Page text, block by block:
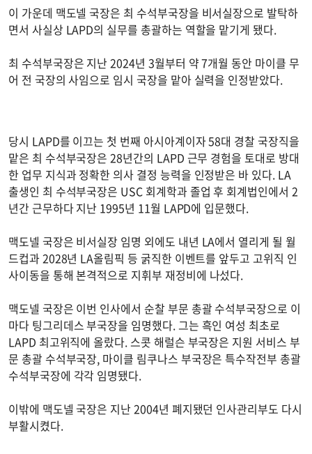
이 가운데 맥도넬 국장은 최 수석부국장을 비서실장으로 발탁하
면서 사실상 LAPD의 실무를 총괄하는 역할을 맡기게 됐다.
최 수석부국장은 지난 2024년 3월부터 약 7개월 동안 마이클 무
어 전 국장의 사임으로 임시 국장을 맡아 실력을 인정받았다.
당시 LAPD를 이끄는 첫 번째 아시아계이자 58대 경찰 국장직을
맡은 최 수석부국장은 28년간의 LAPD 근무 경험을 토대로 방대
한 업무 지식과 정확한 의사 결정 능력을 인정받은 바 있다. LA
출생인 최 수석부국장은 USC 회계학과 졸업 후 회계법인에서 2
년간 근무하다 지난 1995년 11월 LAPD에 입문했다.
맥도넬 국장은 비서실장 임명 외에도 내년 LA에서 열리게 될 월
드컵과 2028년 LA올림픽 등 굵직한 이벤트를 앞두고 고위직 인
사이동을 통해 본격적으로 지휘부 재정비에 나섰다.
맥도넬 국장은 이번 인사에서 순찰 부문 총괄 수석부국장으로 이
마다 팅그리데스 부국장을 임명했다. 그는 흑인 여성 최초로
LAPD 최고위직에 올랐다. 스콧 해럴슨 부국장은 지원 서비스 부
문 총괄 수석부국장, 마이클 림쿠나스 부국장은 특수작전부 총괄
수석부국장에 각각 임명됐다.
이밖에 맥도넬 국장은 지난 2004년 폐지됐던 인사관리부도 다시
부활시켰다.